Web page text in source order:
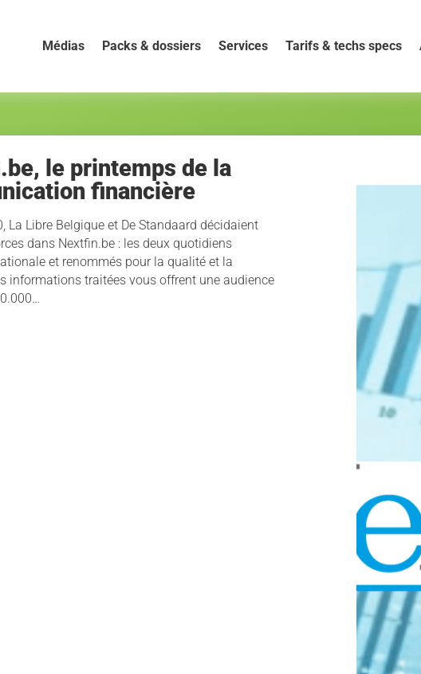
Médias Packs & dossiers Services Tarifs & techs specs
le printemps de la
financière
La Libre Belgique et De Standaard décidaient
dans Nextfin.be : les deux quotidiens
et renommés pour la qualité et la
informations traitées vous offrent une audience